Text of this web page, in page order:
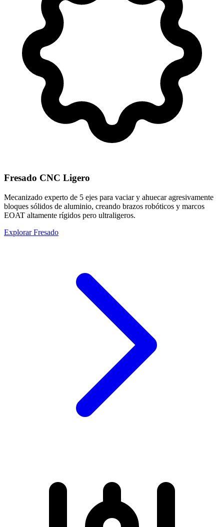
Fresado CNC Ligero
Mecanizado experto de 5 ejes para vaciar y ahuecar agresivamente
bloques sólidos de aluminio, creando brazos robóticos y marcos
EOAT altamente rígidos pero ultraligeros.
Explorar Fresado